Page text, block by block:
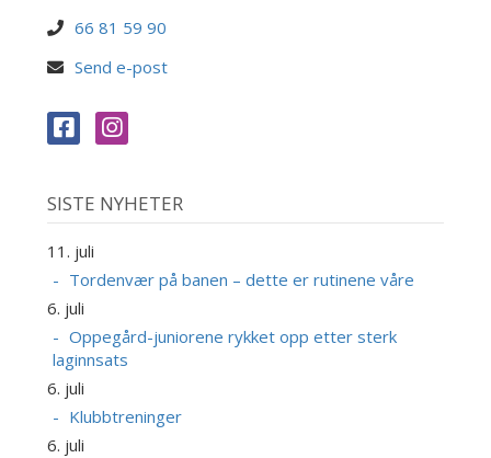
66 81 59 90
Send e-post
SISTE NYHETER
11. juli
Tordenvær på banen – dette er rutinene våre
6. juli
Oppegård-juniorene rykket opp etter sterk
laginnsats
6. juli
Klubbtreninger
6. juli